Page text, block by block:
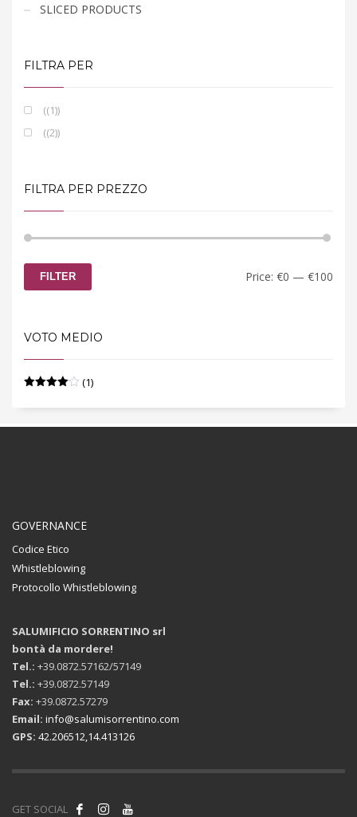
SLICED PRODUCTS
FILTRA PER
(1)
(2)
FILTRA PER PREZZO
FILTER Price: €0 — €100
VOTO MEDIO
out of 5
(1)
GOVERNANCE
Codice Etico
Whistleblowing
Protocollo Whistleblowing
SALUMIFICIO SORRENTINO srl
bontà da mordere!
Tel.: +39.0872.57162/57149
Tel.: +39.0872.57149
Fax: +39.0872.57279
Email: info@salumisorrentino.com
GPS: 42.206512,14.413126
GET SOCIAL